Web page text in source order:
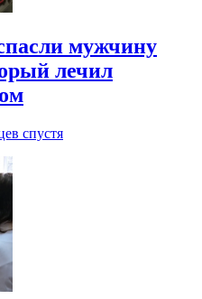
мужчину
лечил
спустя